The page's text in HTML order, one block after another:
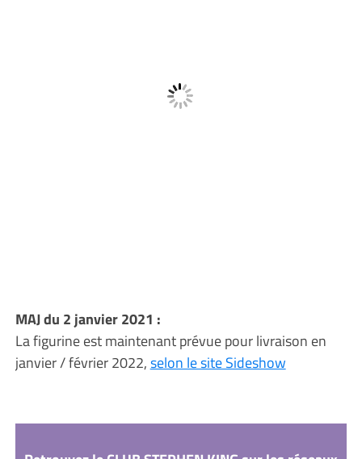
MAJ du 2 janvier 2021 :
La figurine est maintenant prévue pour livraison en
janvier / février 2022,selon le site Sideshow